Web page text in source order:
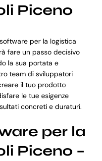
Piceno
per la logistica
fare un passo decisivo
la sua portata e
team di sviluppatori
il tuo prodotto
le tue esigenze
concreti e duraturi.
per la
Piceno –